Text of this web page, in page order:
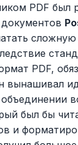
PDF был
PDF,
вынашивал
был бы
и